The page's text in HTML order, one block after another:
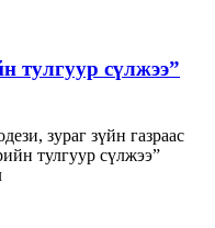
тулгуур сүлжээ”
зураг зүйн газраас
тулгуур сүлжээ”